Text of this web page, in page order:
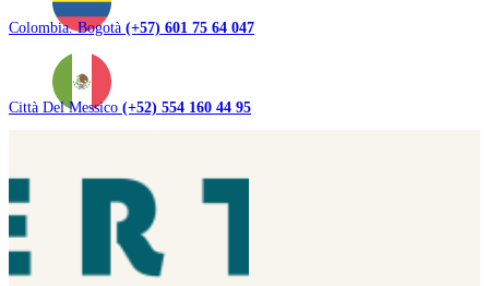
Colombia. Bogotà (+57) 601 75 64 047
Città Del Messico (+52) 554 160 44 95